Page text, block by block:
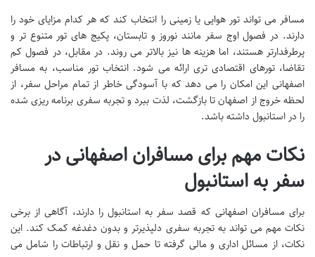
مسافر می تواند تور هوایی یا زمینی را انتخاب کند که هر کدام مزایای خود را
دارند. در فصول اوج سفر مانند نوروز و تابستان، پکیج های تور متنوع تر و
پرطرفدارتر هستند، اما هزینه ها نیز بالاتر می روند. در مقابل، در فصول کم
تقاضا، تورهای اقتصادی تری ارائه می شود. انتخاب تور مناسب، به مسافر
اصفهانی این امکان را می دهد که با آسودگی خاطر از تمام مراحل سفر، از
لحظه خروج از اصفهان تا بازگشت، لذت ببرد و تجربه سفری برنامه ریزی شده
را در استانبول داشته باشد.
نکات مهم برای مسافران اصفهانی در
سفر به استانبول
برای مسافران اصفهانی که قصد سفر به استانبول را دارند، آگاهی از برخی
نکات مهم می تواند به تجربه سفری دلپذیرتر و بدون دغدغه کمک کند. این
نکات، از مسائل اداری و مالی گرفته تا حمل و نقل و ارتباطات را شامل می